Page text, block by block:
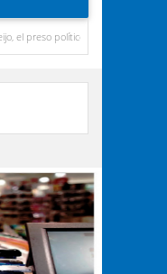
uruguayo-venezolano bajo arresto